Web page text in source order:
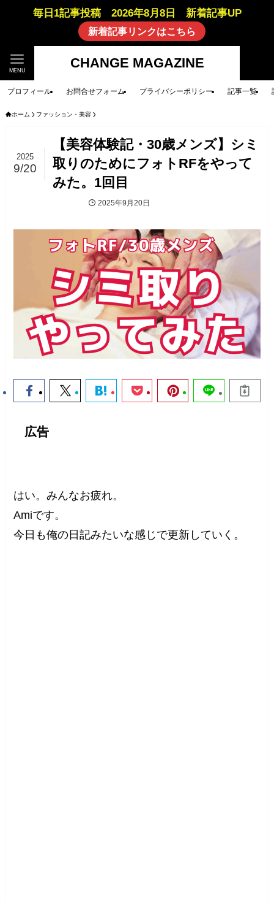
毎日1記事投稿 2026年8月8日 新着記事UP
新着記事リンクはこちら
CHANGE MAGAZINE
MENU
プロフィール お問合せフォーム プライバシーポリシー 記事一覧
ホーム ファッション・美容
【美容体験記・30歳メンズ】シミ
取りのためにフォトRFをやって
みた。1回目
2025
9/20
2025年9月20日
広告
はい。みんなお疲れ。
Amiです。
今日も俺の日記みたいな感じで更新していく。